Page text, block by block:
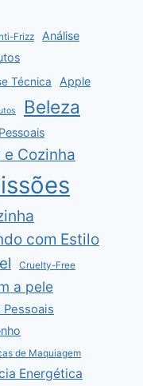
Frizz
Análise
Técnica Apple
Beleza
e Cozinha
com Estilo
Cruelty-Free
a pele
Pessoais
de Maquiagem
Energética